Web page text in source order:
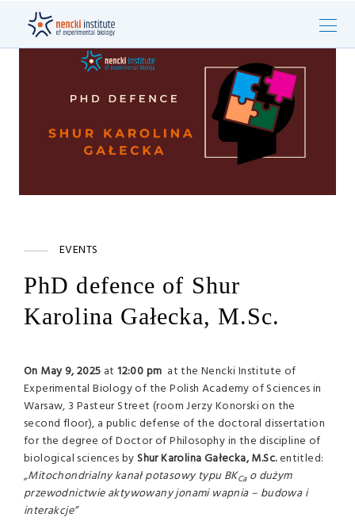
EVENTS
PhD defence of Shur
Karolina Gałecka, M.Sc.
On May 9, 2025 at12:00 pm at the Nencki Institute of
Experimental Biology of the Polish Academy of Sciences in
Warsaw, 3 Pasteur Street (room Jerzy Konorski on the
second floor), a public defense of the doctoral dissertation
for the degree of Doctor of Philosophy in the discipline of
biological sciences by Shur Karolina Gałecka,M.Sc.entitled:
„Mitochondrialny kanał potasowy typu BKCa o dużym
przewodnictwie aktywowany jonami wapnia – budowa i
interakcje”